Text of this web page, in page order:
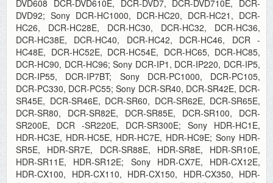
DVD608 DCR-DVD610E, DCR-DVD7, DCR-DVD710E, DCR-
DVD92; Sony DCR-HC1000, DCR-HC20, DCR-HC21, DCR-
HC26, DCR-HC28E, DCR-HC30, DCR-HC32, DCR-HC36,
DCR-HC38E, DCR-HC40, DCR-HC42, DCR-HC46, DCR -
HC48E, DCR-HC52E, DCR-HC54E, DCR-HC65, DCR-HC85,
DCR-HC90, DCR-HC96; Sony DCR-IP1, DCR-IP220, DCR-IP5,
DCR-IP55, DCR-IP7BT; Sony DCR-PC1000, DCR-PC105,
DCR-PC330, DCR-PC55; Sony DCR-SR40, DCR-SR42E, DCR-
SR45E, DCR-SR46E, DCR-SR60, DCR-SR62E, DCR-SR65E,
DCR-SR80, DCR-SR82E, DCR-SR85E, DCR-SR100, DCR-
SR200E, DCR -SR220E, DCR-SR300E; Sony HDR-HC1E,
HDR-HC3E, HDR-HC5E, HDR-HC7E, HDR-HC9E; Sony HDR-
SR5E, HDR-SR7E, DCR-SR88E, HDR-SR8E, HDR-SR10E,
HDR-SR11E, HDR-SR12E; Sony HDR-CX7E, HDR-CX12E,
HDR-CX100, HDR-CX110, HDR-CX150, HDR-CX350, HDR-